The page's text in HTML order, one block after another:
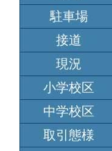
駐車場
接道
現況
小学校区
中学校区
取引態様